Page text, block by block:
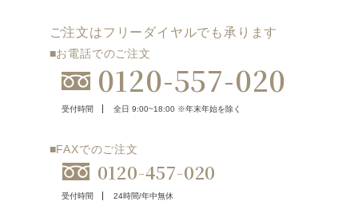
ご注文はフリーダイヤルでも承ります
■お電話でのご注文
0120-557-020
受付時間 全日 9:00~18:00 ※年末年始を除く
■FAXでのご注文
0120-457-020
受付時間 24時間/年中無休